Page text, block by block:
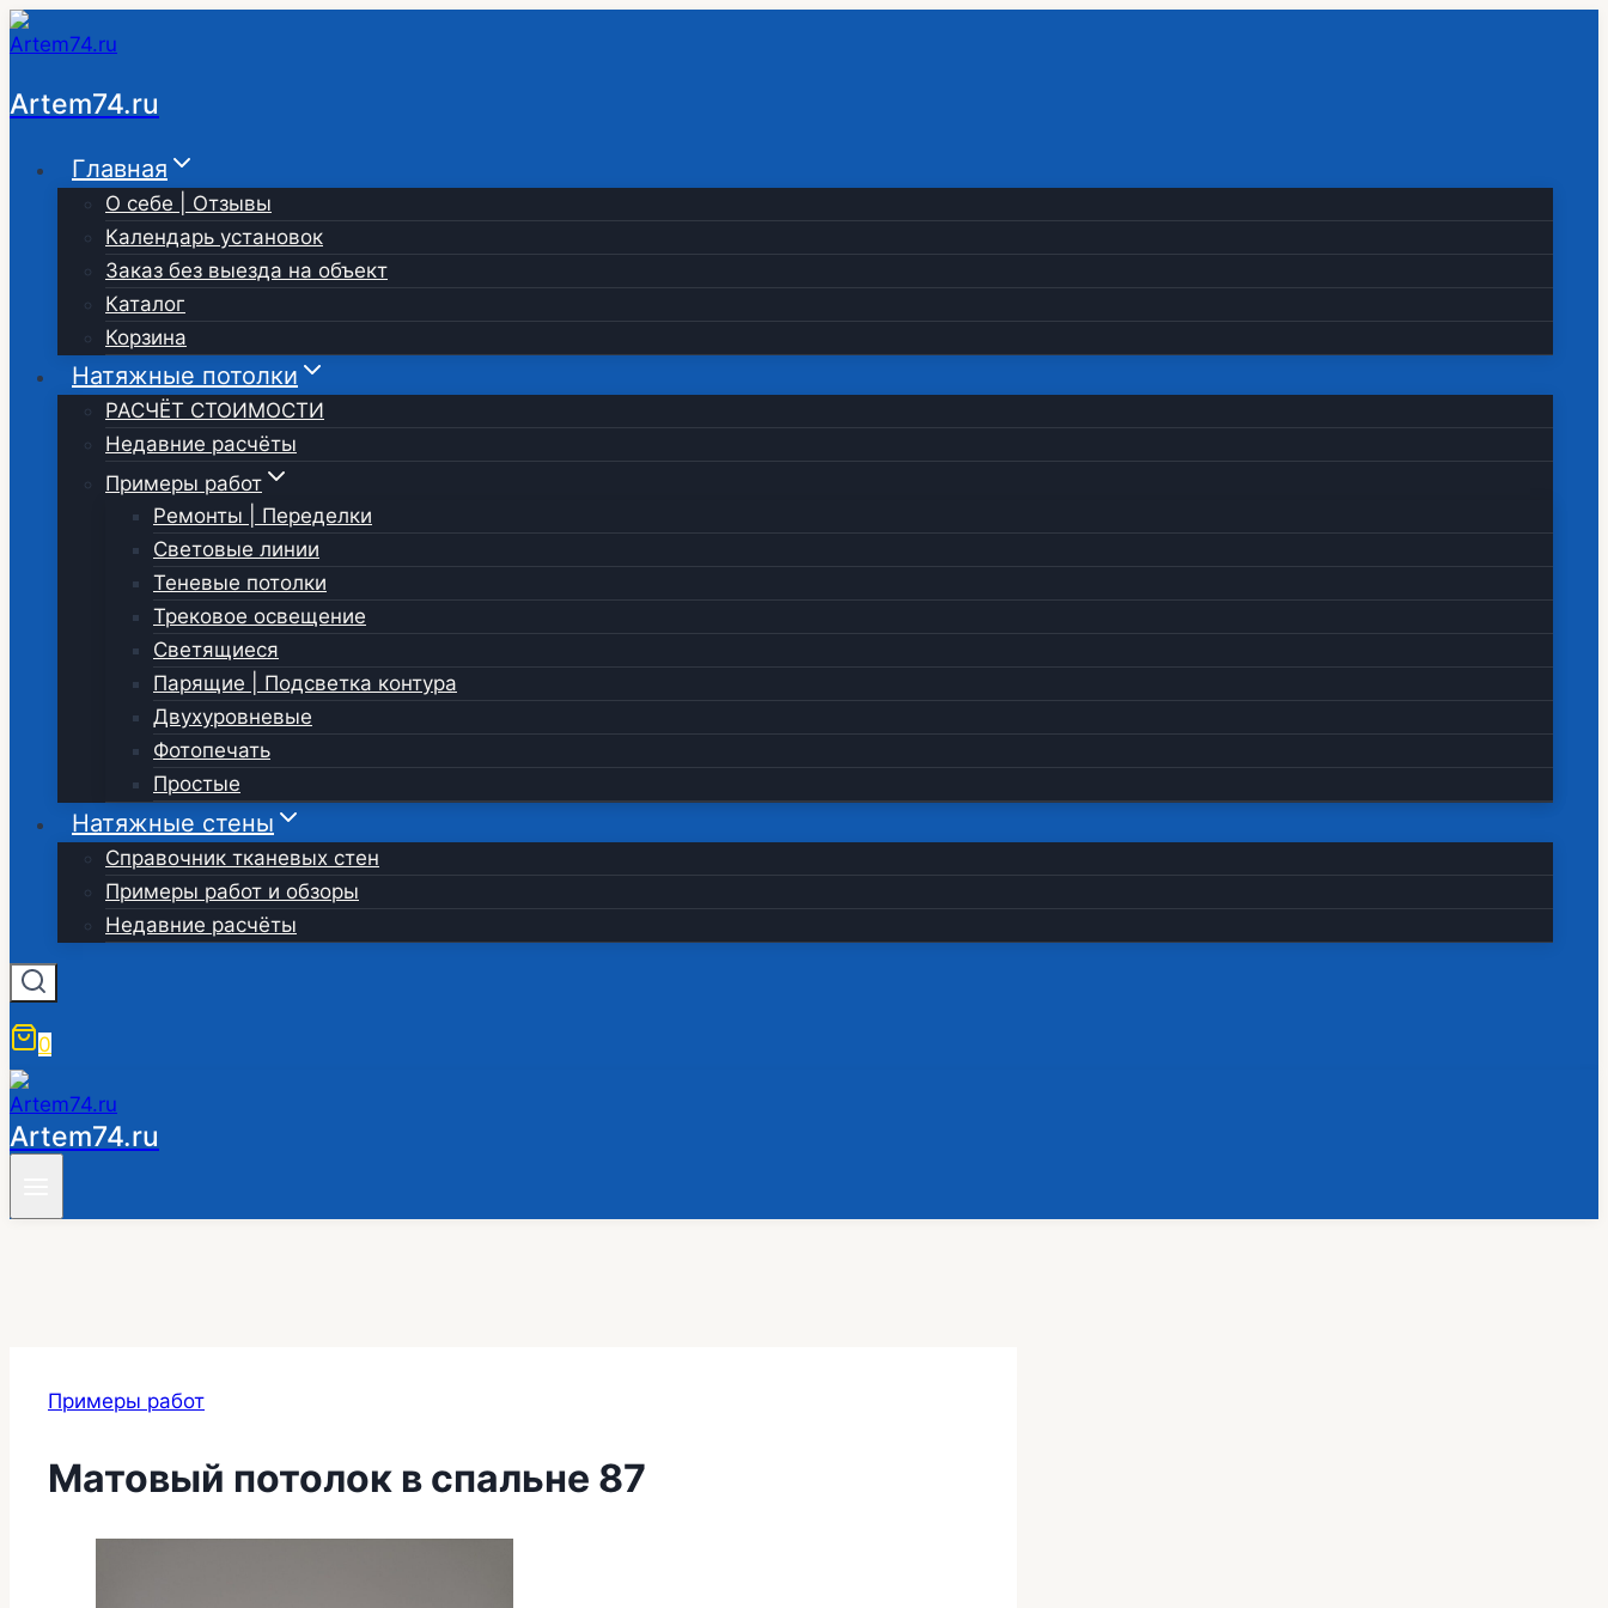
Перейти
к
содержимому
Artem74.ru
Главная
О себе | Отзывы
Календарь установок
Заказ без выезда на объект
Каталог
Корзина
Натяжные потолки
РАСЧЁТ СТОИМОСТИ
Недавние расчёты
Примеры работ
Ремонты | Переделки
Световые линии
Теневые потолки
Трековое освещение
Светящиеся
Парящие | Подсветка контура
Двухуровневые
Фотопечать
Простые
Натяжные стены
Справочник тканевых стен
Примеры работ и обзоры
Недавние расчёты
0
Artem74.ru
Примеры работ
Матовый потолок в спальне 87